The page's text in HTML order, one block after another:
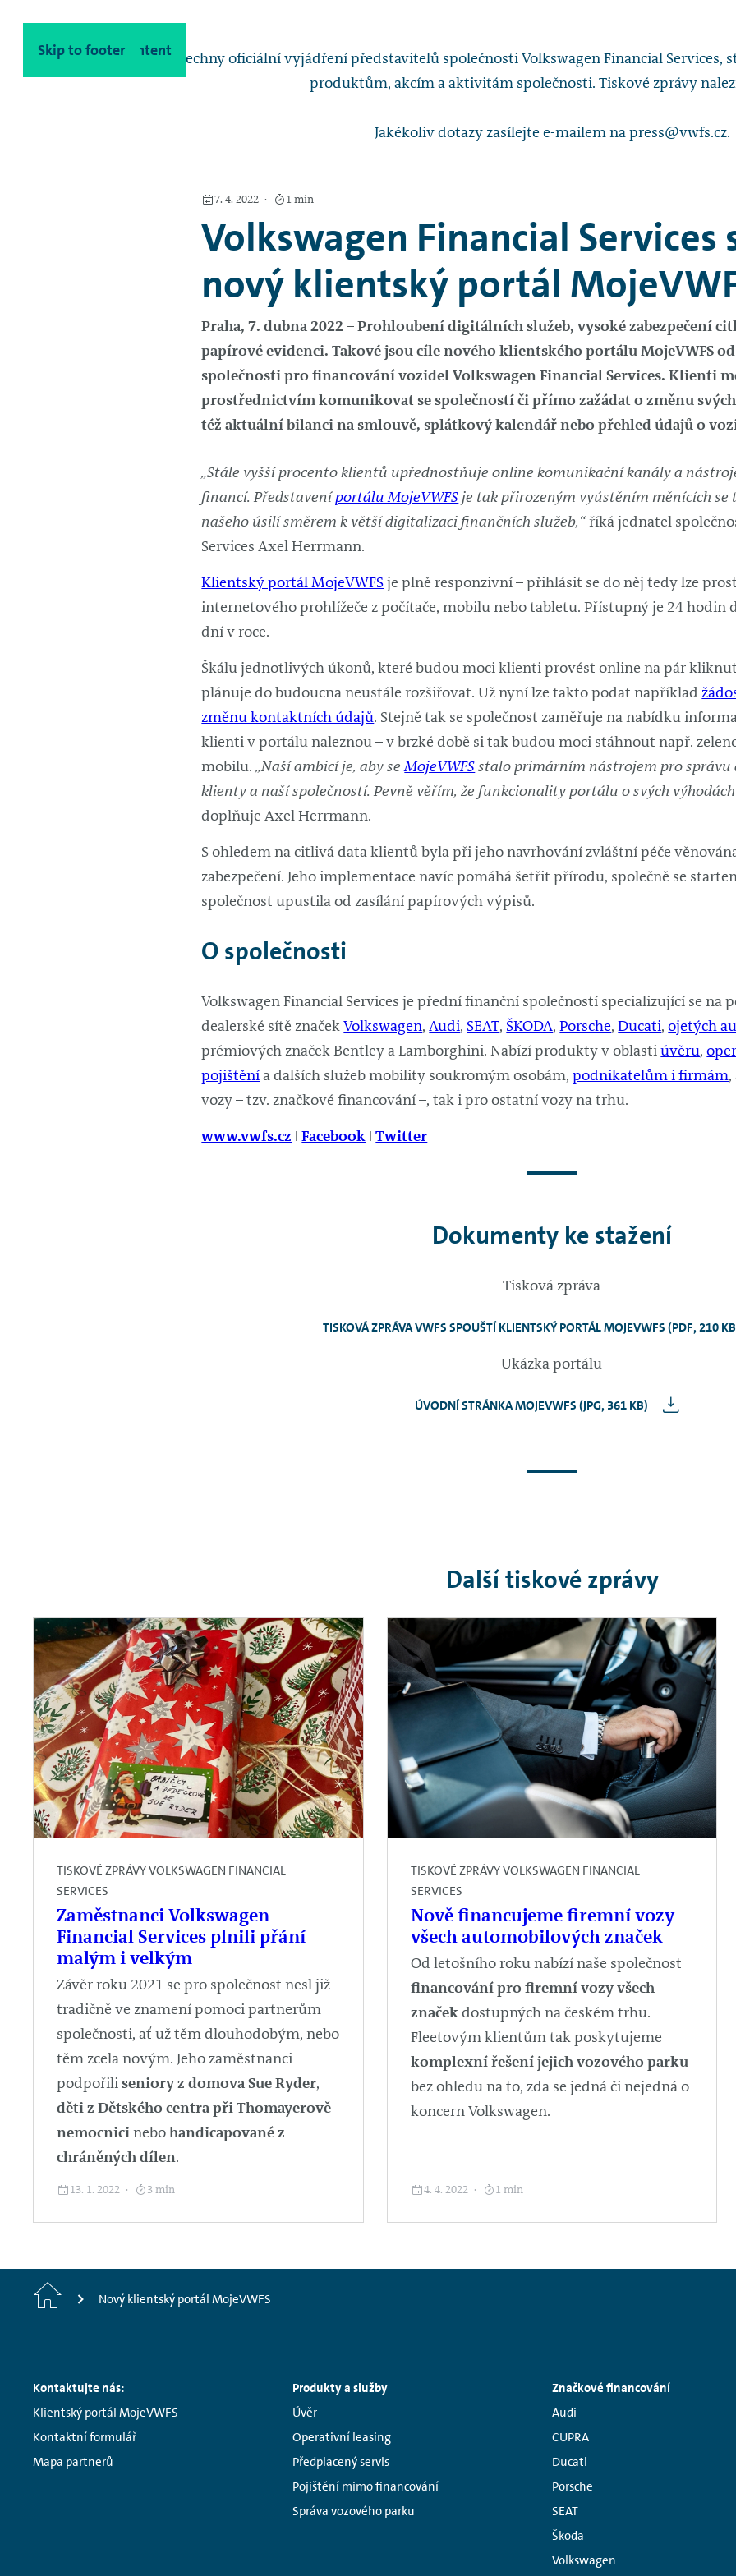
Skip to main content
Skip to footer
Poskytneme vám všechny oficiální vyjádření představitelů společnosti Volkswagen Financial
produktům, akcím a aktivitám společnosti. Tiskové zprávy
Jakékoliv dotazy zasílejte e-mailem na press@vwfs.cz.
7. 4. 2022 1 min
Volkswagen Financial Services
nový klientský portál
Praha, 7. dubna 2022 – Prohloubení digitálních služeb, vysoké zabezpečení
papírové evidenci. Takové jsou cíle nového klientského portálu MojeVWFS
společnosti pro financování vozidel Volkswagen Financial Services. Klienti
prostřednictvím komunikovat se společností či přímo zažádat o změnu
též aktuální bilanci na smlouvě, splátkový kalendář nebo přehled údajů o
„Stále vyšší procento klientů upřednostňuje online komunikační kanály a
financí. Představeníportálu MojeVWFSje tak přirozeným vyústěním měnících se
našeho úsilí směrem k větší digitalizaci finančních služeb,“říká jednatel
Services Axel Herrmann.
Klientský portál MojeVWFSje plně responzivní – přihlásit se do něj tedy lze
internetového prohlížeče z počítače, mobilu nebo tabletu. Přístupný je 24 hodin
dní v roce.
Škálu jednotlivých úkonů, které budou moci klienti provést online na pár
plánuje do budoucna neustále rozšiřovat. Už nyní lze takto podat například
změnu kontaktních údajů. Stejně tak se společnost zaměřuje na nabídku
klienti v portálu naleznou – v brzké době si tak budou moci stáhnout např.
mobilu.„Naší ambicí je, aby seMojeVWFSstalo primárním nástrojem pro správu
klienty a naší společností. Pevně věřím, že funkcionality portálu o svých
doplňuje Axel Herrmann.
S ohledem na citlivá data klientů byla při jeho navrhování zvláštní péče
zabezpečení. Jeho implementace navíc pomáhá šetřit přírodu, společně se
společnost upustila od zasílání papírových výpisů.
O společnosti
Volkswagen Financial Services je přední finanční společností specializující se na
dealerské sítě značekVolkswagen,Audi, SEAT, ŠKODA,Porsche,Ducati,ojetých
prémiových značek Bentley a Lamborghini. Nabízí produkty v oblastiúvěru,
pojištěnía dalších služeb mobility soukromým osobám,podnikatelům i firmám
vozy – tzv. značkové financování –, tak i pro ostatní vozy na trhu.
www.vwfs.cz ǀFacebook ǀTwitter
Dokumenty ke stažení
Tisková zpráva
TISKOVÁ ZPRÁVA VWFS SPOUŠTÍ KLIENTSKÝ PORTÁL MOJEVWFS (PDF, 210
Ukázka portálu
ÚVODNÍ STRÁNKA MOJEVWFS (JPG, 361 KB)
Další tiskové zprávy
TISKOVÉ ZPRÁVY VOLKSWAGEN FINANCIAL
SERVICES
Zaměstnanci Volkswagen
Financial Services plnili přání
malým i velkým
Závěr roku 2021 se pro společnost nesl již
tradičně ve znamení pomoci partnerům
společnosti, ať už těm dlouhodobým, nebo
těm zcela novým. Jeho zaměstnanci
podpořili seniory z domova Sue Ryder,
děti z Dětského centra při Thomayerově
nemocnicinebohandicapované z
chráněných dílen.
13. 1. 2022 3 min
TISKOVÉ ZPRÁVY VOLKSWAGEN FINANCIAL
SERVICES
Nově financujeme firemní vozy
všech automobilových značek
Od letošního roku nabízí naše společnost
financování pro firemní vozy všech
značekdostupných na českém trhu.
Fleetovým klientům tak poskytujeme
komplexní řešení jejich vozového parku
bez ohledu na to, zda se jedná či nejedná o
koncern Volkswagen.
4. 4. 2022 1 min
Home Nový klientský portál MojeVWFS
Footer
Navigation
Kontaktujte nás:
Links:
Klientský portál MojeVWFS
Kontaktní formulář
Mapa partnerů
Produkty a služby
Links:
Úvěr
Operativní leasing
Předplacený servis
Pojištění mimo financování
Správa vozového parku
Značkové financování
Links:
Audi
CUPRA
Ducati
Porsche
SEAT
Škoda
Volkswagen